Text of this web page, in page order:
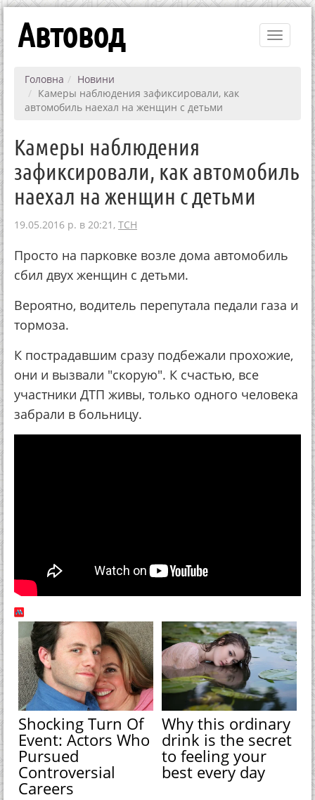
Toggle
Автовод
Головна
Новини
Камеры наблюдения зафиксировали, как
автомобиль наехал на женщин с детьми
Камеры наблюдения
зафиксировали, как автомобиль
наехал на женщин с детьми
19.05.2016 р. в 20:21, ТСН
Просто на парковке возле дома автомобиль
сбил двух женщин с детьми.
Вероятно, водитель перепутала педали газа и
тормоза.
К пострадавшим сразу подбежали прохожие,
они и вызвали "скорую". К счастью, все
участники ДТП живы, только одного человека
забрали в больницу.
Shocking Turn Of
Event: Actors Who
Pursued
Controversial
Careers
Why this ordinary
drink is the secret
to feeling your
best every day